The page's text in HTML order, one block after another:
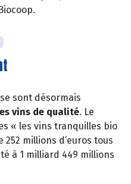
sont désormais
vins de qualité. Le
« les vins tranquilles bio
millions d’euros tous
à 1 milliard 449 millions